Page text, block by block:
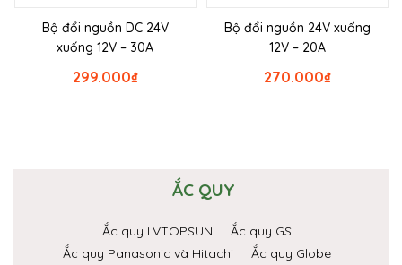
Bộ đổi nguồn DC 24V
xuống 12V – 30A
₫
299.000
Bộ đổi nguồn 24V xuống
12V – 20A
₫
270.000
ẮC QUY
Ắc quy LVTOPSUN
Ắc quy GS
Ắc quy Panasonic và Hitachi
Ắc quy Globe